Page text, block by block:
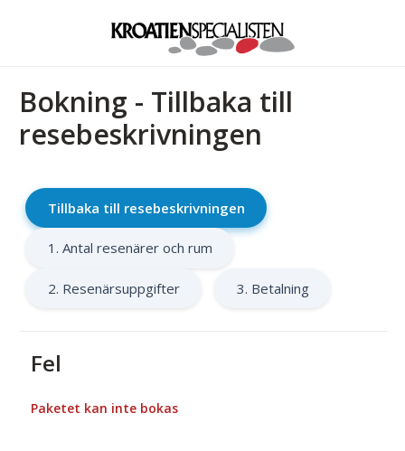
Bokning - Tillbaka till
resebeskrivningen
Tillbaka till resebeskrivningen
1. Antal resenärer och rum
2. Resenärsuppgifter 3. Betalning
Fel
Paketet kan inte bokas